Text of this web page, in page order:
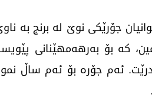
جۆرێکی نوێ لە برنج
كه‌ بۆ به‌رهه‌مهێنانی
ئه‌م جۆره‌ بۆ ئه‌م ساڵ